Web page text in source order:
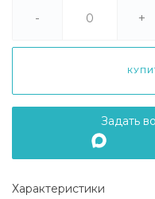
- +
Задать
Характеристики